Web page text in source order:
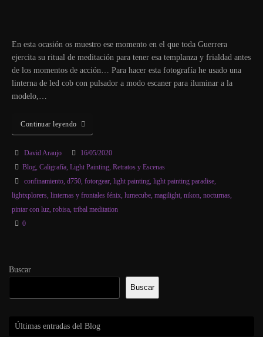
En esta ocasión os muestro ese momento en el que toda Guerrera
ejercita su ritual de meditación para tener esa templanza y frialdad antes
de los momentos de acción… Para hacer esta fotografía he usado una
linterna de led cob con pulsador a modo escaner para iluminar a la
modelo,…
Continuar leyendo
David Araujo
16/05/2020
Blog, Caligrafía, Light Painting, Retratos y Escenas
confinamiento, d750, fotorgear, light painting, light painting paradise,
lightxplorers, linternas y frontales fénix, lumecube, magilight, nikon, nocturnas,
pintar con luz, robisa, tribal meditation
0
Buscar
Buscar
Últimas entradas del Blog